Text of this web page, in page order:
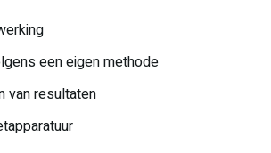
een eigen methode
van resultaten